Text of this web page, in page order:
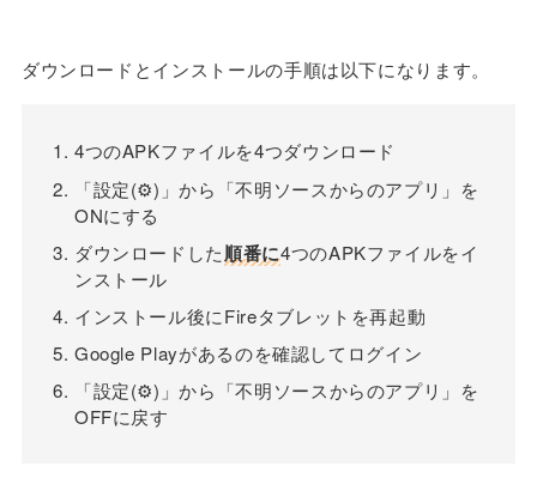
Google Play Store 25.5.27-21 [0] [PR]
213742215) (040300)
375135971 (nodpi) (Android 5.0+)
Google Play services 22.41.13 (150400-
480714934) (150400)
Google Play Store 32.8.18-21 [0] [PR]
481699564 (nodpi) (Android 5.0+)
ダウンロードとインストールの手順は以下になります。
4つのAPKファイルを4つダウンロード
「設定(⚙)」から「不明ソースからのアプリ」を
ONにする
ダウンロードした順番に4つのAPKファイルをイ
ンストール
インストール後にFireタブレットを再起動
Google Playがあるのを確認してログイン
「設定(⚙)」から「不明ソースからのアプリ」を
OFFに戻す